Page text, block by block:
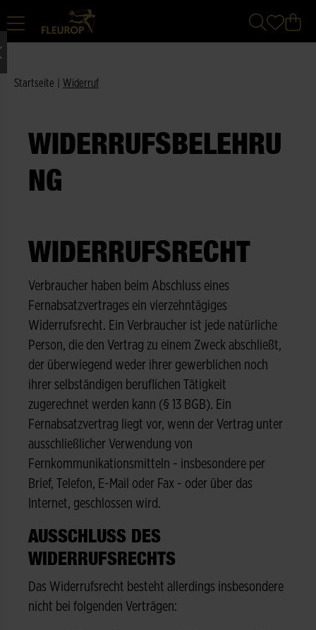
Startseite Widerruf
WIDERRUFSBELEHRU
NG
WIDERRUFSRECHT
Verbraucher haben beim Abschluss eines
Fernabsatzvertrages ein vierzehntägiges
Widerrufsrecht. Ein Verbraucher ist jede natürliche
Person, die den Vertrag zu einem Zweck abschließt,
der überwiegend weder ihrer gewerblichen noch
ihrer selbständigen beruflichen Tätigkeit
zugerechnet werden kann (§ 13 BGB). Ein
Fernabsatzvertrag liegt vor, wenn der Vertrag unter
ausschließlicher Verwendung von
Fernkommunikationsmitteln - insbesondere per
Brief, Telefon, E-Mail oder Fax - oder über das
Internet, geschlossen wird.
AUSSCHLUSS DES
WIDERRUFSRECHTS
Das Widerrufsrecht besteht allerdings insbesondere
nicht bei folgenden Verträgen: